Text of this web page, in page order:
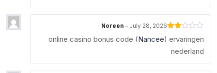
2
of 5
Noreen– July 28, 2026
online casino bonus code (Nancee) ervaringen
nederland